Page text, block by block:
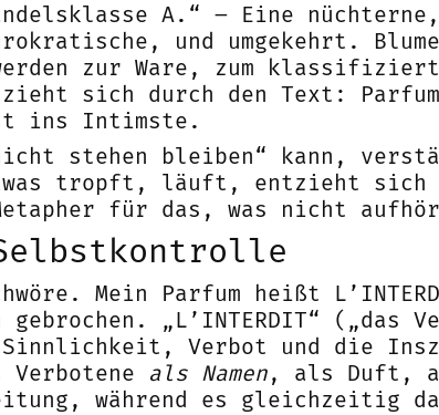
A.“ – Eine
und umgekehrt.
zur Ware, zum
zieht sich durch den Text:
ins Intimste.
stehen bleiben“ kann,
tropft, läuft, entzieht sich
für das, was nicht
Mein Parfum heißt
„L’INTERDIT“ („das
Sinnlichkeit, Verbot und die
als Namen, als Duft,
während es gleichzeitig